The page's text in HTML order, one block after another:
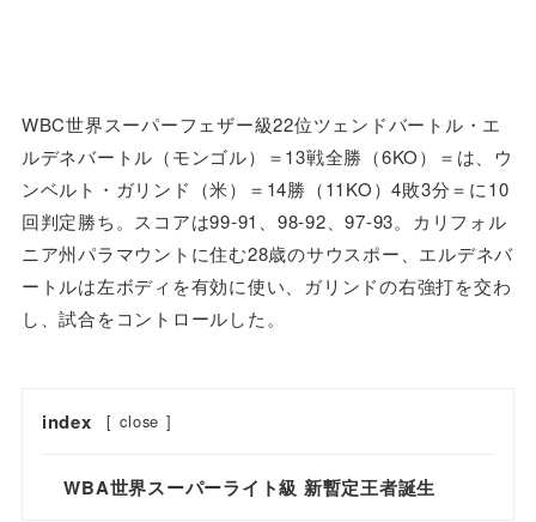
WBC世界スーパーフェザー級22位ツェンドバートル・エ
ルデネバートル（モンゴル）＝13戦全勝（6KO）＝は、ウ
ンベルト・ガリンド（米）＝14勝（11KO）4敗3分＝に10
回判定勝ち。スコアは99-91、98-92、97-93。カリフォル
ニア州パラマウントに住む28歳のサウスポー、エルデネバ
ートルは左ボディを有効に使い、ガリンドの右強打を交わ
し、試合をコントロールした。
index [ close ]
WBA世界スーパーライト級 新暫定王者誕生